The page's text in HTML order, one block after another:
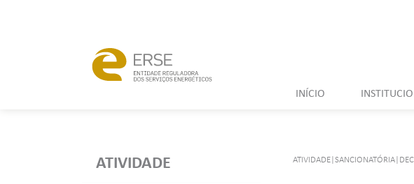
INÍCIO
ATIVIDADE ATIVIDADE SANCIONATÓRIA